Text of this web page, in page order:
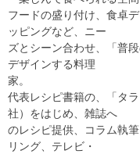
フードの盛り付け、食卓
ッピングなど、ニー
ズとシーン合わせ、「普
デザインする料理
家。
代表レシピ書籍の、「タ
社）をはじめ、雑誌へ
のレシピ提供、コラム執
リング、テレビ・